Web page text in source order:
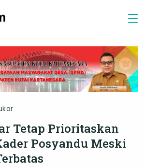
Tetap Prioritaskan
Posyandu Meski